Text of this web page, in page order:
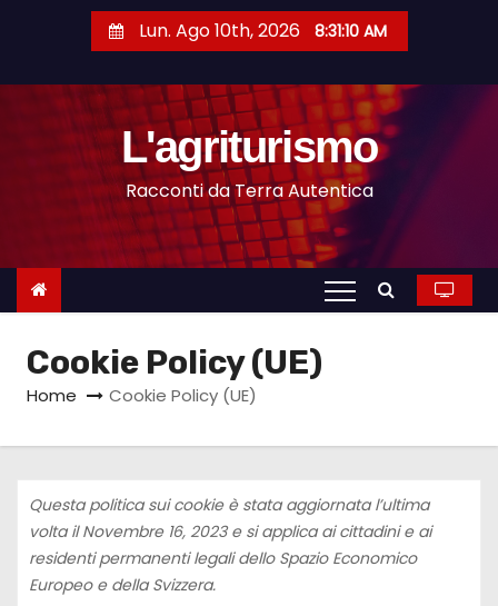
o
t
Lun. Ago 10th, 2026 8:31:11 AM
L'agriturismo
Racconti da Terra Autentica
Cookie Policy (UE)
Home Cookie Policy (UE)
Questa politica sui cookie è stata aggiornata l’ultima
volta il Novembre 16, 2023 e si applica ai cittadini e ai
residenti permanenti legali dello Spazio Economico
Europeo e della Svizzera.